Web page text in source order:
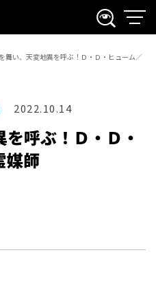
舞い、天変地異を呼ぶ！Ｄ・Ｄ・ヒューム／
2022.10.14
呼ぶ！Ｄ・Ｄ・
媒師